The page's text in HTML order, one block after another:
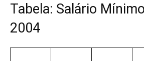
Tabela: Salário
2004